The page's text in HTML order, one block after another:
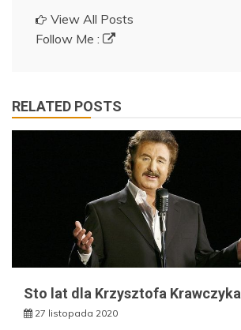
View All Posts
Follow Me :
RELATED POSTS
Sto lat dla Krzysztofa Krawczyka
27 listopada 2020